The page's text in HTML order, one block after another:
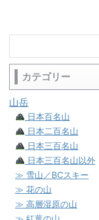
カテゴリー
山岳
日本百名山
日本二百名山
日本三百名山
日本三百名山以外
≫ 雪山／BCスキー
≫ 花の山
≫ 高層湿原の山